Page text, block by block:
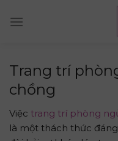
Trang trí
chồng
Việc trang trí phòng
là một thách thức